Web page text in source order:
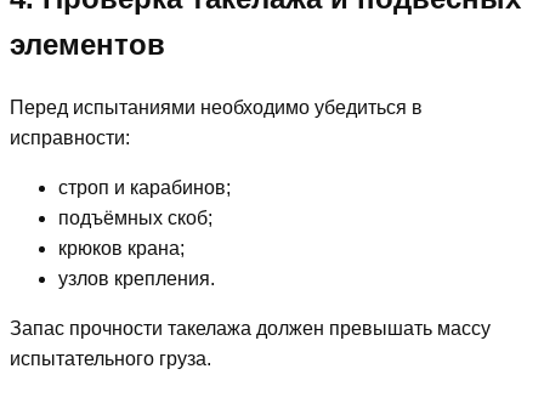
элементов
Перед испытаниями необходимо убедиться в
исправности:
строп и карабинов;
подъёмных скоб;
крюков крана;
узлов крепления.
Запас прочности такелажа должен превышать массу
испытательного груза.